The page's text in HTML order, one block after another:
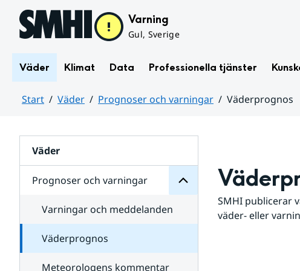
Hoppa till sidans innehåll Varning
Gul, Sverige
Väder Klimat Data Professionella tjänster
Start Väder Prognoser och varningar
Väderprognos
Väder
Prognoser och varningar
för
varningar
Varningar och meddelanden
Väderprognos
Meteorologens kommentar
SMHI publicerar
väder- eller